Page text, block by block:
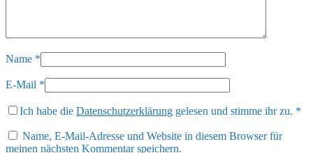
Name *
E-Mail *
Ich habe die Datenschutzerklärung gelesen und stimme ihr zu. *
Name, E-Mail-Adresse und Website in diesem Browser für
meinen nächsten Kommentar speichern.